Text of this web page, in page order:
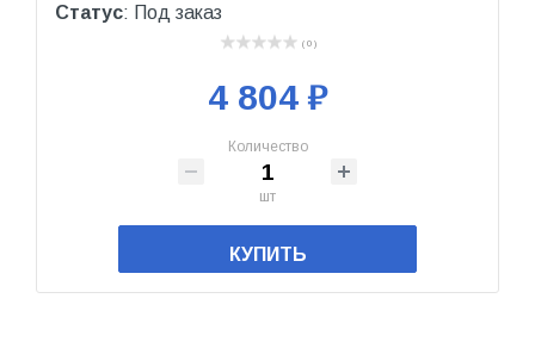
Статус: Под заказ
( 0 )
4 804 ₽
Количество
шт
КУПИТЬ